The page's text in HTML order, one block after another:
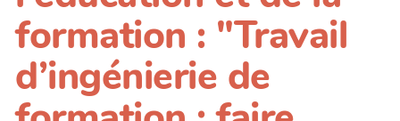
formation : "Travail
d’ingénierie de